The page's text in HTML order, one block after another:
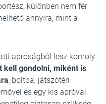
különben nem fér
annyira, mint a
apróságból lesz komoly
kell gondolni, miként is
, boltba, játszótéri
és egy kis apróval.